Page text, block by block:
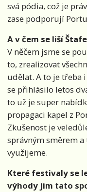
svá pódia, což je
zase podporují
A v čem se liší
V něčem jsme se
to, zrealizovat
udělat. A to je třeba
se přihlásilo letos
to už je super
propagaci kapel z
Zkušenost je
správným směrem
využijeme.
Které festivaly se
výhody jim tato